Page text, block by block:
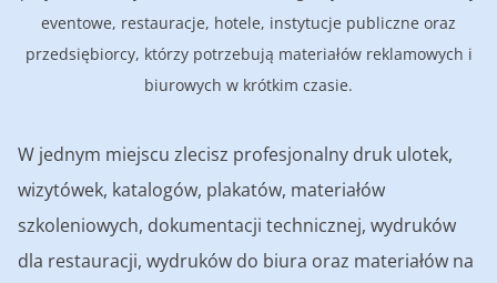
eventowe, restauracje, hotele, instytucje publiczne oraz
przedsiębiorcy, którzy potrzebują materiałów reklamowych i
biurowych w krótkim czasie.
W jednym miejscu zlecisz profesjonalny druk ulotek,
wizytówek, katalogów, plakatów, materiałów
szkoleniowych, dokumentacji technicznej, wydruków
dla restauracji, wydruków do biura oraz materiałów na